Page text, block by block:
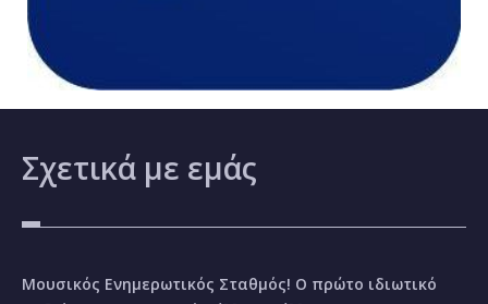
Σχετικά με εμάς
Μουσικός Ενημερωτικός Σταθμός! Ο πρώτο ιδιωτικό